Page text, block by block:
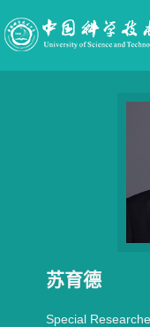
苏育德
Special